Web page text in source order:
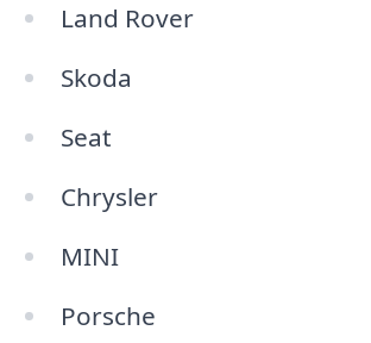
Land Rover
Skoda
Seat
Chrysler
MINI
Porsche